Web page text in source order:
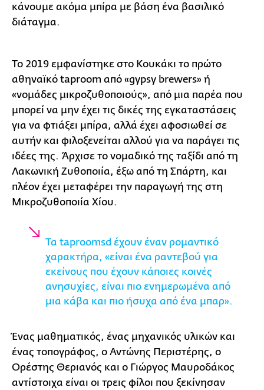
κάνουμε ακόμα μπίρα με βάση ένα βασιλικό
διάταγμα.
Το 2019 εμφανίστηκε στο Κουκάκι το πρώτο
αθηναϊκό taproom από «gypsy brewers» ή
«νομάδες μικροζυθοποιούς», από μια παρέα που
μπορεί να μην έχει τις δικές της εγκαταστάσεις
για να φτιάξει μπίρα, αλλά έχει αφοσιωθεί σε
αυτήν και φιλοξενείται αλλού για να παράγει τις
ιδέες της. Άρχισε το νομαδικό της ταξίδι από τη
Λακωνική Ζυθοποιία, έξω από τη Σπάρτη, και
πλέον έχει μεταφέρει την παραγωγή της στη
Μικροζυθοποιία Χίου.
Τα taproomsd έχουν έναν ρομαντικό
χαρακτήρα, «είναι ένα ραντεβού για
εκείνους που έχουν κάποιες κοινές
ανησυχίες, είναι πιο ενημερωμένα από
μια κάβα και πιο ήσυχα από ένα μπαρ».
Ένας μαθηματικός, ένας μηχανικός υλικών και
ένας τοπογράφος, ο Αντώνης Περιστέρης, ο
Ορέστης Θεριανός και ο Γιώργος Μαυροδάκος
αντίστοιχα είναι οι τρεις φίλοι που ξεκίνησαν